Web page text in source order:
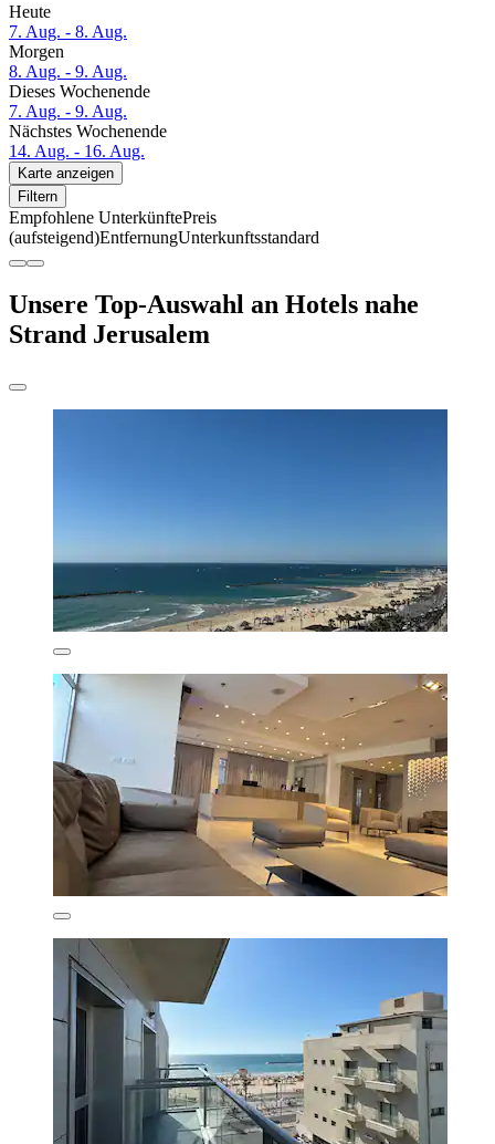
Heute
7. Aug. - 8. Aug.
Morgen
8. Aug. - 9. Aug.
Dieses Wochenende
7. Aug. - 9. Aug.
Nächstes Wochenende
14. Aug. - 16. Aug.
Karte anzeigen
Filtern
Empfohlene UnterkünftePreis
(aufsteigend)EntfernungUnterkunftsstandard
Unsere Top-Auswahl an Hotels nahe
Strand Jerusalem